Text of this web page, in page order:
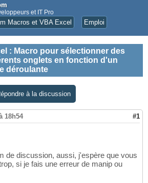
et IT Pro
Macros et VBA Excel Emploi
: Macro pour sélectionner des
onglets en fonction d'un
déroulante
à la discussion
18h54 #1
de discussion, aussi, j'espère que vous
si je fais une erreur de manip ou